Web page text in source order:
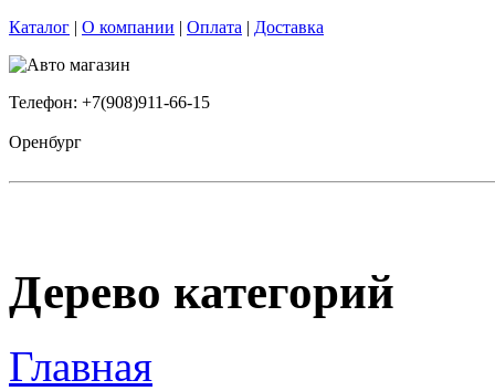
Каталог | О компании | Оплата | Доставка
Телефон: +7(908)911-66-15
Оренбург
Дерево категорий
Главная